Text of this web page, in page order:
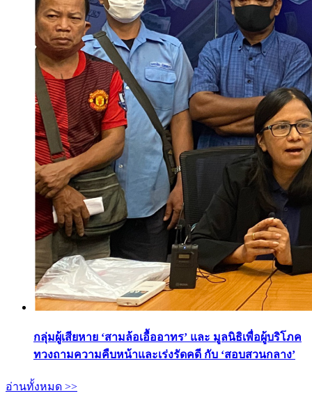
กลุ่มผู้เสียหาย ‘สามล้อเอื้ออาทร’ และ มูลนิธิเพื่อผู้บริโภค
ทวงถามความคืบหน้าและเร่งรัดคดี กับ ‘สอบสวนกลาง’
อ่านทั้งหมด >>